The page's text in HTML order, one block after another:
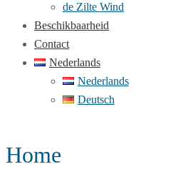
de Zilte Wind
Beschikbaarheid
Contact
Nederlands
Nederlands
Deutsch
Home